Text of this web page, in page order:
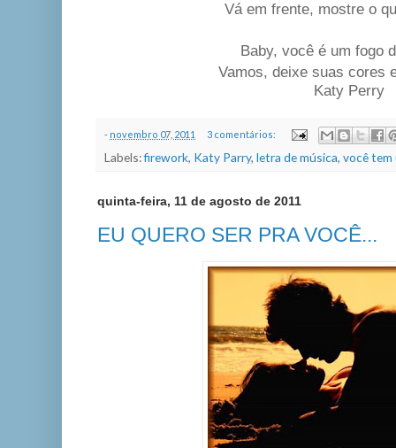
Vá em frente, mostre o
Baby, você é um fogo
Vamos, deixe suas cores
Katy Perry
- novembro 07, 2011 3 comentários:
Labels:firework, Katy Parry, letra de música, você tem
quinta-feira, 11 de agosto de 2011
EU QUERO SER PRA VOCÊ...